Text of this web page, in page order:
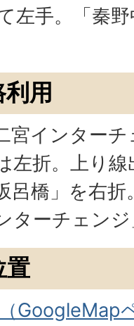
左手。「秦
用
宮インター
左折。上り
呂橋」を右
ターチェン
置
GoogleMap